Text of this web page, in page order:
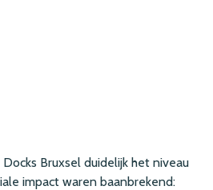
Bruxsel duidelijk het niveau
impact waren baanbrekend: